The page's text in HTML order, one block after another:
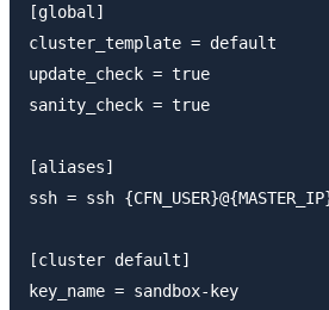
[global]
cluster_template = default
update_check = true
sanity_check = true
[aliases]
ssh = ssh
[cluster default]
key_name = sandbox-key